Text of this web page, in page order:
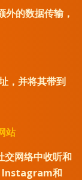
的数据传输，
，并将其带到
站
交网络中收听和
Instagram和